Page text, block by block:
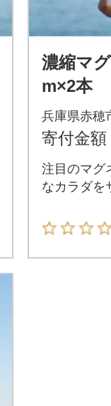
濃縮マ
m×2本
兵庫県赤穂
寄付金額
注目のマグ
なカラダを